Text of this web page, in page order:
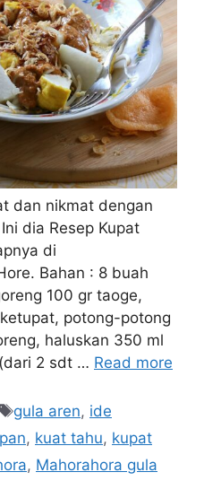
dan nikmat dengan
dia Resep Kupat
di
Bahan : 8 buah
100 gr taoge,
potong-potong
haluskan 350 ml
2 sdt … Read more
gula aren, ide
, kuat tahu, kupat
, Mahorahora gula